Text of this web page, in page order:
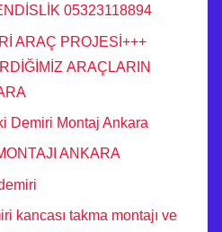
05323118894
ARAÇ PROJESİ+++
ARAÇLARIN
Demiri Montaj Ankara
ANKARA
kancası takma montajı ve